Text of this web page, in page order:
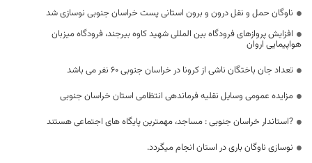
ناوگان حمل و نقل درون و برون استانی پست خراسان جنوبی نوسازی شد
افزایش پروازهای فرودگاه بین المللی شهید کاوه بیرجند، فرودگاه میزبان
هواپیمایی اروان
تعداد جان باختگان ناشی از کرونا در خراسان جنوبی 60 نفر می باشد
مزایده عمومی وسایل نقلیه فرماندهی انتظامی استان خراسان جنوبی
?استاندار خراسان جنوبی : مساجد، مهمترین پایگاه های اجتماعی هستند
نوسازی ناوگان باری در استان انجام میگردد.